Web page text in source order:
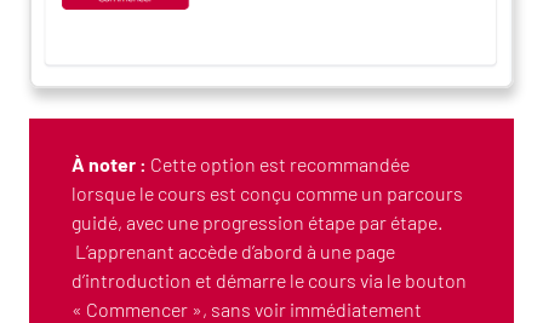
À noter : Cette option est recommandée
lorsque le cours est conçu comme un parcours
guidé, avec une progression étape par étape.
L’apprenant accède d’abord à une page
d’introduction et démarre le cours via le bouton
« Commencer », sans voir immédiatement